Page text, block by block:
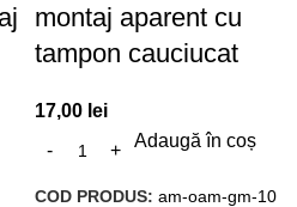
montaj aparent cu
tampon cauciucat
17,00 lei
Adaugă în coș
COD PRODUS: am-oam-gm-10